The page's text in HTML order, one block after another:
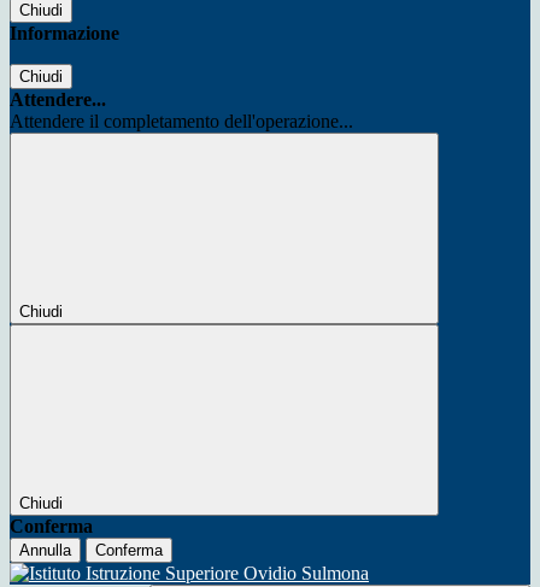
Chiudi
Informazione
Chiudi
Attendere...
Attendere il completamento dell'operazione...
Chiudi
Chiudi
Conferma
Annulla Conferma